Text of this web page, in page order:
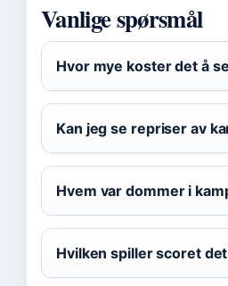
Vanlige spørsmål
Hvor mye koster det å
Kan jeg se repriser av
Hvem var dommer i
Hvilken spiller scoret